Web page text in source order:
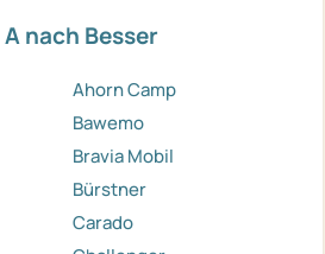
nach Besser
Ahorn Camp
Bawemo
Bravia Mobil
Bürstner
Carado